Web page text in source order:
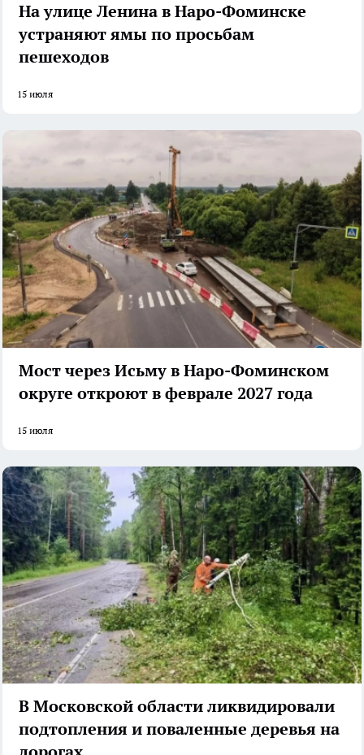
На улице Ленина в Наро-Фоминске
устраняют ямы по просьбам
пешеходов
15 июля
Мост через Исьму в Наро-Фоминском
округе откроют в феврале 2027 года
15 июля
В Московской области ликвидировали
подтопления и поваленные деревья на